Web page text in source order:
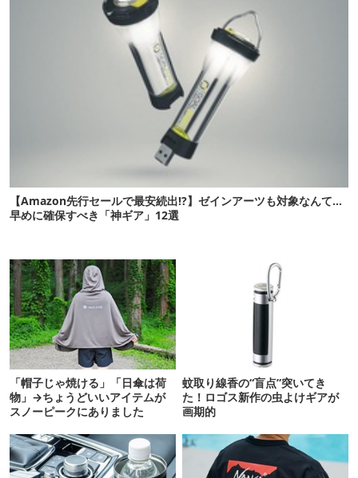
【Amazon先行セールで最安続出!?】ゼインアーツも対象なんて…
早めに確保すべき「神ギア」12選
「帽子じゃ焼ける」「日傘は荷
物」→ちょうどいいアイテムが
スノーピークにありました
蚊取り線香の“盲点”突いてき
た！ロゴス新作の虫よけギアが
画期的